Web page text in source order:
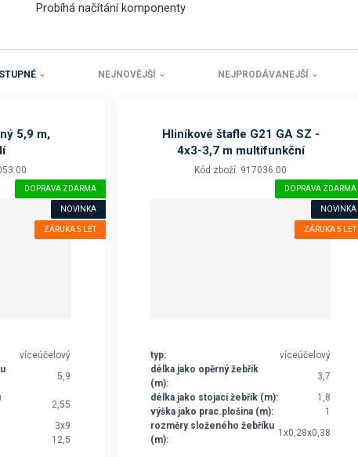
Probíhá načítání komponenty
NEJNOVĚJŠÍ NEJPRODÁVANEJŠÍ
5,9 m,
DOPRAVA ZDARMA
NOVINKA
ZÁRUKA 5 LET
víceúčelový
5,9
2,55
3x9
12,5
Hliníkové štafle G21 GA SZ -
4x3-3,7 m multifunkční
Kód zboží: 917036.00
DOPRAVA ZDARMA
NOVINKA
ZÁRUKA 5 LET
typ:
víceúčelový
délka jako opěrný žebřík
(m):
3,7
délka jako stojací žebřík (m):
1,8
výška jako prac.plošina (m):
1
rozměry složeného žebříku
(m):
1x0,28x0,38